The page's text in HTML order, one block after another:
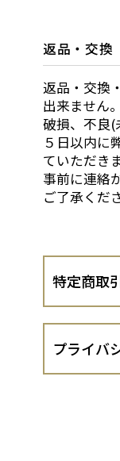
返品・交換
返品・交換
出来ません。
破損、不良(
５日以内に
ていただき
事前に連絡
ご了承くだ
特定商取
会社名
プライバ